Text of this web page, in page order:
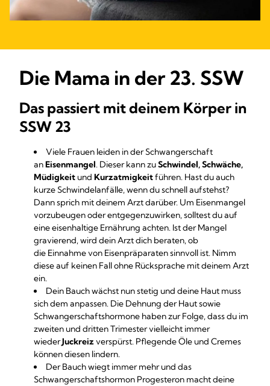
Die Mama in der 23. SSW
Das passiert mit deinem Körper in
SSW 23
Viele Frauen leiden in der Schwangerschaft
anEisenmangel. Dieser kann zuSchwindel, Schwäche,
Müdigkeit und Kurzatmigkeitführen. Hast du auch
kurze Schwindelanfälle, wenn du schnell aufstehst?
Dann sprich mit deinem Arzt darüber. Um Eisenmangel
vorzubeugen oder entgegenzuwirken, solltest du auf
eine eisenhaltige Ernährung achten. Ist der Mangel
gravierend, wird dein Arzt dich beraten, ob
die Einnahme von Eisenpräparaten sinnvoll ist. Nimm
diese auf keinen Fall ohne Rücksprache mit deinem Arzt
ein.
Dein Bauch wächst nun stetig und deine Haut muss
sich dem anpassen. Die Dehnung der Haut sowie
Schwangerschaftshormone haben zur Folge, dass du im
zweiten und dritten Trimester vielleicht immer
wiederJuckreizverspürst. Pflegende Öle und Cremes
können diesen lindern.
Der Bauch wiegt immer mehr und das
Schwangerschaftshormon Progesteron macht deine